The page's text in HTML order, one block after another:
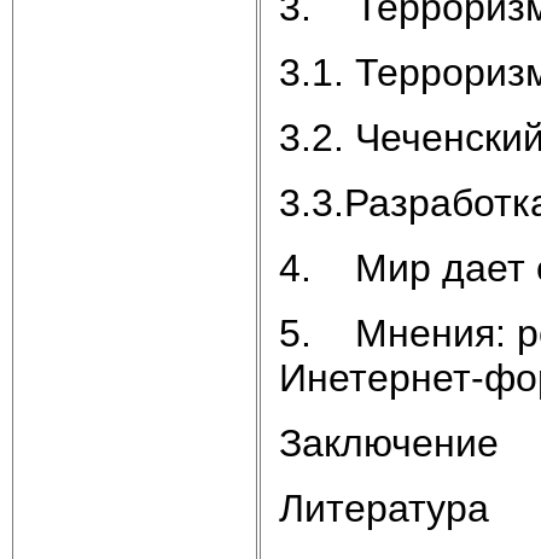
3.1.
3.2.
4. Мир дает
5. Мнения:
Инетернет-
Заключение
Литература